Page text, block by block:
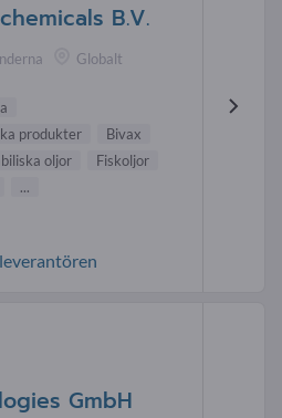
B.V.
Globalt
produkter
Bivax
oljor
Fiskoljor
...
GmbH